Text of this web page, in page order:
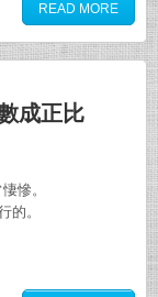
READ MORE
成正比
慘。
的。